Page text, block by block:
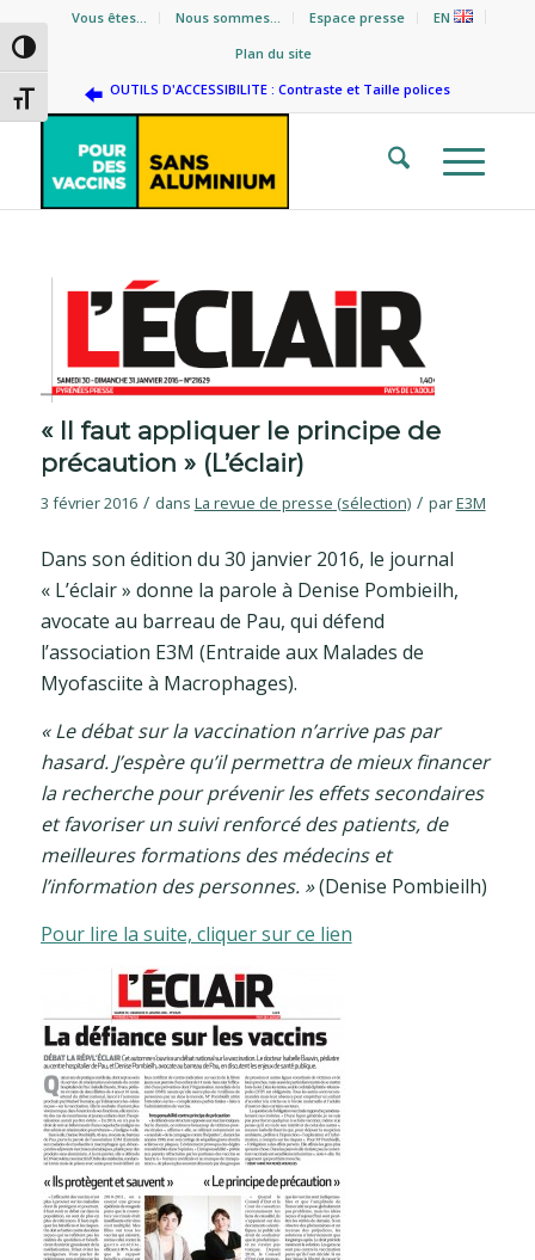
Passer en contraste élevé
Changer la taille de la police
Vous êtes… Nous sommes… Espace presse
EN
Plan du site
OUTILS D'ACCESSIBILITE : Contraste et Taille polices
« Il faut appliquer le principe de
précaution » (L’éclair)
3 février 2016 / dans La revue de presse (sélection) / parE3M
Dans son édition du 30 janvier 2016, le journal
« L’éclair » donne la parole à Denise Pombieilh,
avocate au barreau de Pau, qui défend
l’association E3M (Entraide aux Malades de
Myofasciite à Macrophages).
« Le débat sur la vaccination n’arrive pas par
hasard. J’espère qu’il permettra de mieux financer
la recherche pour prévenir les effets secondaires
et favoriser un suivi renforcé des patients, de
meilleures formations des médecins et
l’information des personnes. »(Denise Pombieilh)
Pour lire la suite, cliquer sur ce lien